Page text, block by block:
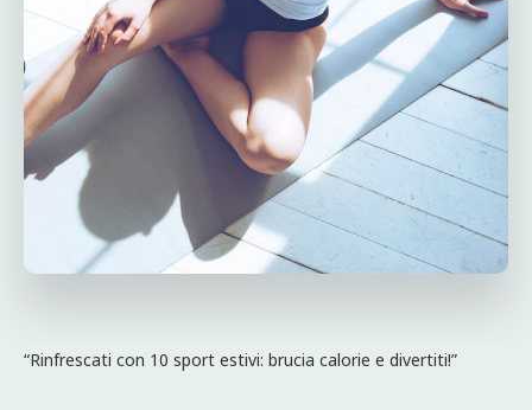
“Rinfrescati con 10 sport estivi: brucia calorie e divertiti!”